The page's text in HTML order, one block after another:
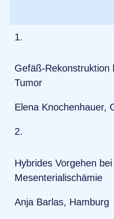
1.
Gefäß-Rekonstruktion
Tumor
Elena Knochenhauer,
2.
Hybrides Vorgehen
Mesenterialischämie
Anja Barlas, Hamburg